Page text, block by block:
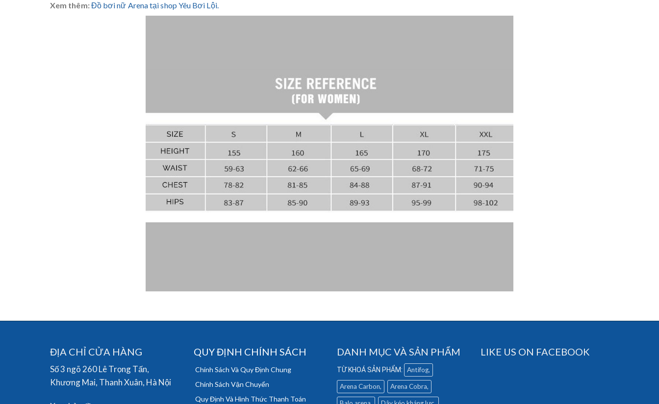
Xem thêm:Đồ bơi nữ Arena tại shop Yêu Bơi Lội.
ĐỊA CHỈ CỬA HÀNG
Số 3 ngõ 260 Lê Trọng Tấn,
Khương Mai, Thanh Xuân, Hà Nội
QUY ĐỊNH CHÍNH SÁCH
Chính Sách Và Quy Định Chung
Chính Sách Vận Chuyển
Quy Định Và Hình Thức Thanh Toán
DANH MỤC VÀ SẢN PHẨM
Antifog
Arena Carbon Arena Cobra
LIKE US ON FACEBOOK